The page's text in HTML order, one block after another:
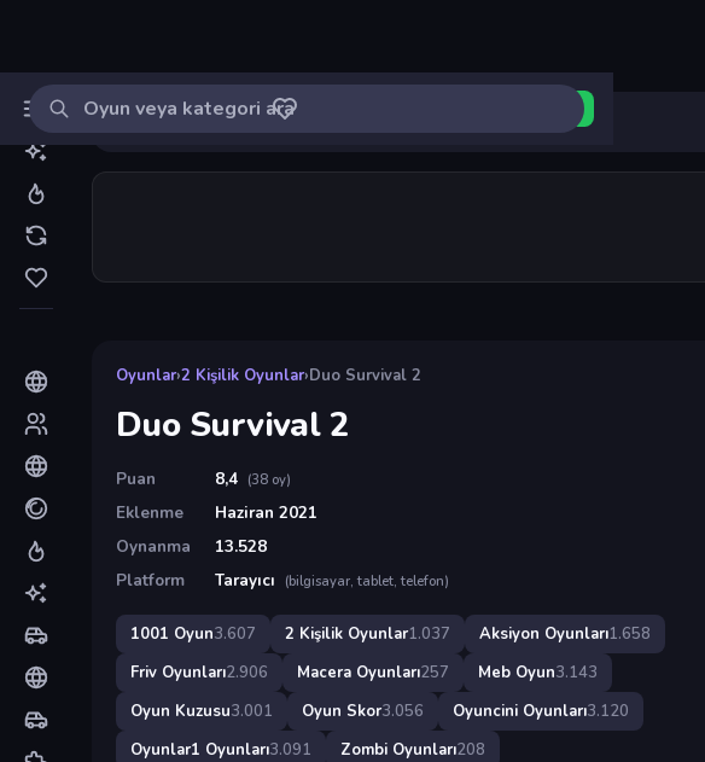
MinikOyuncu
Oyun ara
Oyunu başlat
Duo Survival 2
Oyunlar›2 Kişilik Oyunlar›Duo Survival 2
Duo Survival 2
Puan 8,4 (38 oy)
Eklenme
Haziran 2021
Oynanma
13.528
Platform
Tarayıcı (bilgisayar, tablet, telefon)
1001 Oyun3.607 2 Kişilik Oyunlar1.037 Aksiyon Oyunları1.658
Friv Oyunları2.906 Macera Oyunları257 Meb Oyun3.143
Oyun Kuzusu3.001 Oyun Skor3.056 Oyuncini Oyunları3.120
Oyunlar1 Oyunları3.091 Zombi Oyunları208